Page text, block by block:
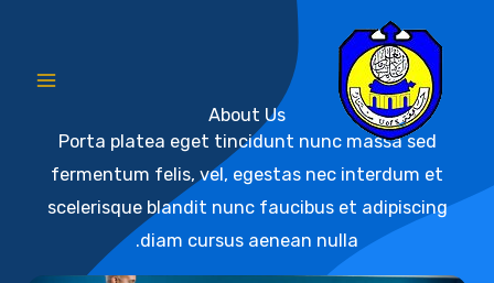
About Us
Porta platea eget tincidunt nunc massa sed
fermentum felis, vel, egestas nec interdum
scelerisque blandit nunc faucibus et
diam cursus aenean nulla.